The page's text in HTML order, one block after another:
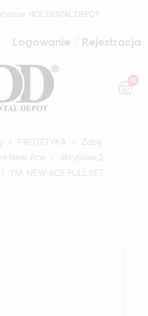
HOL DENTAL DEPOT
Logowanie / Rejestracja
PROTETYKA
Zęby
New Ace
akrylowe 2-
YM. NEW ACE FULL SET -